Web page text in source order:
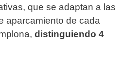
que se adaptan a las
aparcamiento de cada
distinguiendo 4